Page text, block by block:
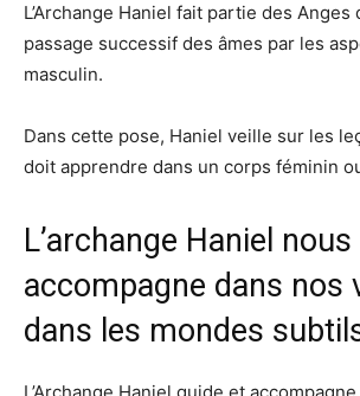
L’Archange Haniel fait partie des
passage successif des âmes par les
masculin.
Dans cette pose, Haniel veille sur les
doit apprendre dans un corps féminin
L’archange Haniel nous
accompagne dans nos
dans les mondes